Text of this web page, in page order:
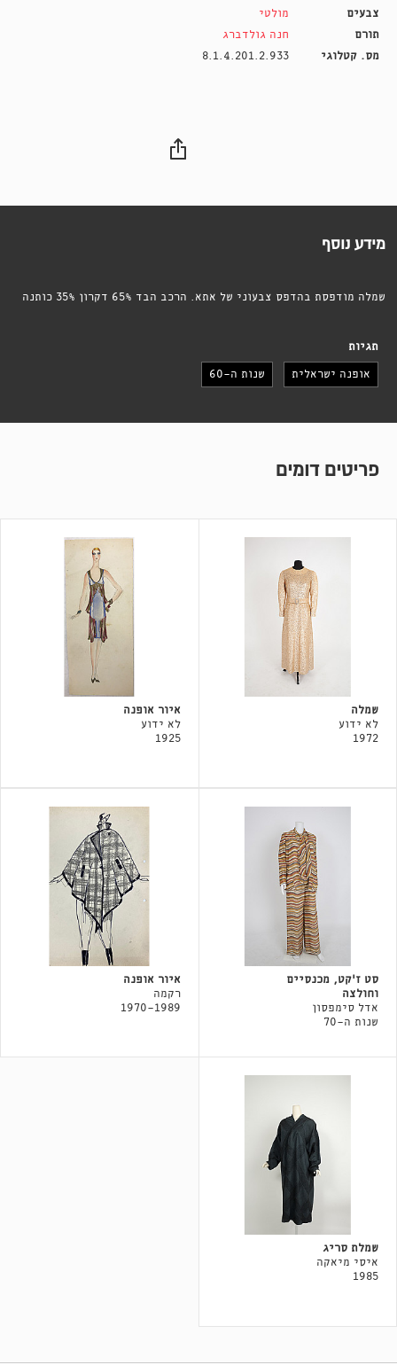
צבעים
מולטי
תורם
חנה גולדברג
מס. קטלוגי
8.1.4.201.2.933
מידע נוסף
שמלה מודפסת בהדפס צבעוני של אתא. הרכב הבד 65% דקרון 35% כותנה
תגיות
אופנה ישראלית שנות ה-60
פריטים דומים
שמלה
לא ידוע
1972
איור אופנה
לא ידוע
1925
סט ז׳קט, מכנסיים
וחולצה
אדל סימפסון
שנות ה-70
איור אופנה
רקמה
1970-1989
שמלת סריג
איסי מיאקה
1985